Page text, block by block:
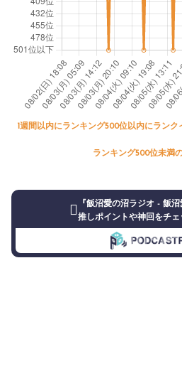
1週間以内にランキング500位以内にラン
ランキング500位未満
『飯沼愛の沼ラジオ - 飯
推しポイントや神回をチェ